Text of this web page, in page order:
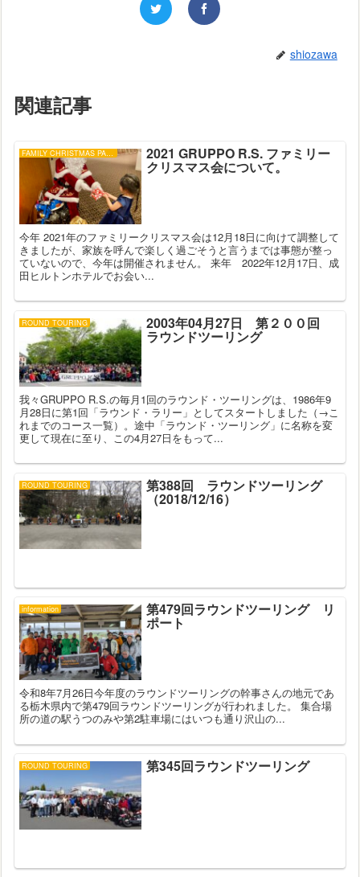
shiozawa
関連記事
FAMILY CHRISTMAS PARTY 2021 GRUPPO R.S. ファミリー
クリスマス会について。
今年 2021年のファミリークリスマス会は12月18日に向けて調整して
きましたが、家族を呼んで楽しく過ごそうと言うまでは事態が整っ
ていないので、今年は開催されません。 来年 2022年12月17日、成
田ヒルトンホテルでお会い...
ROUND TOURING 2003年04月27日 第２００回
ラウンドツーリング
我々GRUPPO R.S.の毎月1回のラウンド・ツーリングは、1986年9
月28日に第1回「ラウンド・ラリー」としてスタートしました（→こ
れまでのコース一覧）。途中「ラウンド・ツーリング」に名称を変
更して現在に至り、この4月27日をもって...
ROUND TOURING 第388回 ラウンドツーリング
（2018/12/16）
information 第479回ラウンドツーリング リ
ポート
令和8年7月26日今年度のラウンドツーリングの幹事さんの地元であ
る栃木県内で第479回ラウンドツーリングが行われました。 集合場
所の道の駅うつのみや第2駐車場にはいつも通り沢山の...
ROUND TOURING 第345回ラウンドツーリング